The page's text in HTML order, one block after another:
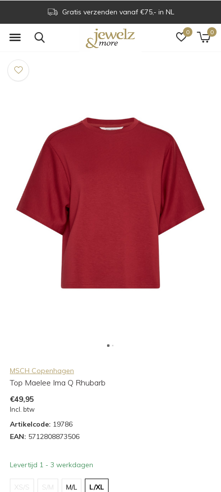
0 0
Gratis verzenden vanaf €75,- in NL
MSCH Copenhagen
Top Maelee Ima Q Rhubarb
€49,95
Incl. btw
Artikelcode: 19786
EAN: 5712808873506
Levertijd 1 - 3 werkdagen
XS/S S/M M/L L/XL